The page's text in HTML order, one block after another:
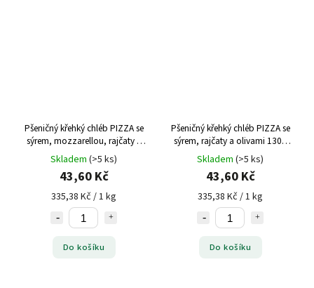
Pšeničný křehký chléb PIZZA se
sýrem, mozzarellou, rajčaty a
bazalkou 130g Danvita
Skladem (>5 ks)
43,60 Kč
335,38 Kč / 1 kg
Do košíku
Pšeničný křehký chléb PIZZA se
sýrem, rajčaty a olivami 130g
Danvita
Skladem (>5 ks)
43,60 Kč
335,38 Kč / 1 kg
Do košíku